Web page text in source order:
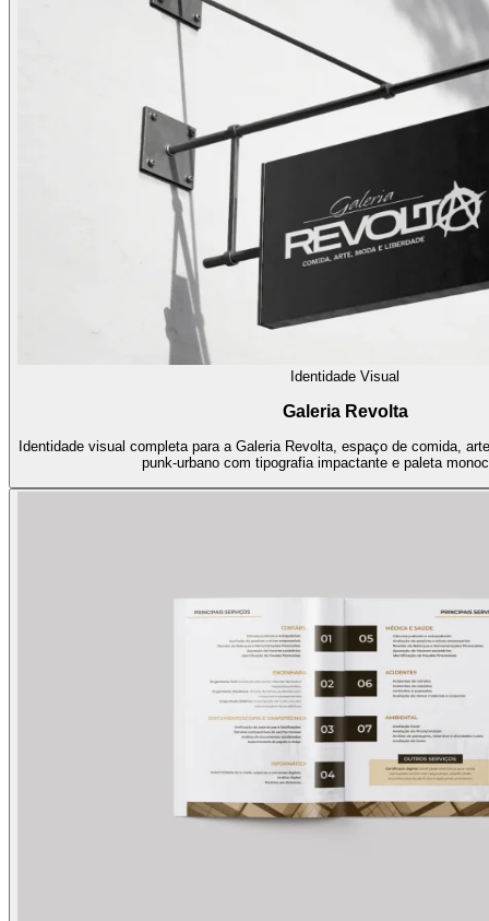
Identidade Visual
Galeria Revolta
Identidade visual completa para a Galeria Revolta, espaço de comida,
punk-urbano com tipografia impactante e paleta